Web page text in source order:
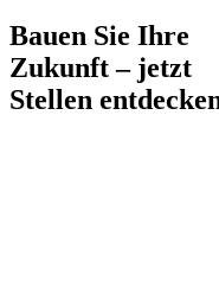
Bauen Sie Ihre
Zukunft – jetzt
Stellen